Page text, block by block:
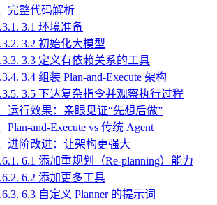
完整代码解析
3.1 环境准备
3.2 初始化大模型
3.3 定义有依赖关系的工具
3.4 组装 Plan-and-Execute 架构
3.5 下达复杂指令并观察执行过程
运行效果：亲眼见证“先想后做”
Plan-and-Execute vs 传统 Agent
进阶改进：让架构更强大
6.1 添加重规划（Re-planning）能力
6.2 添加更多工具
6.3 自定义 Planner 的提示词